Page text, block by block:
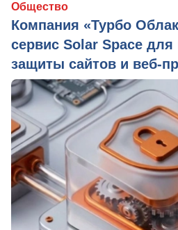
Общество
Компания «Турбо
сервис Solar Space для
защиты сайтов и веб-